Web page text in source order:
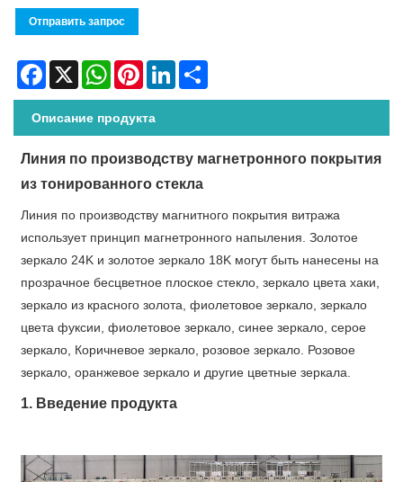
Отправить запрос
Facebook
X WhatsAppPinterestLinkedIn
Описание продукта
Линия по производству магнетронного покрытия
из тонированного стекла
Линия по производству магнитного покрытия витража
использует принцип магнетронного напыления. Золотое
зеркало 24K и золотое зеркало 18K могут быть нанесены на
прозрачное бесцветное плоское стекло, зеркало цвета хаки,
зеркало из красного золота, фиолетовое зеркало, зеркало
цвета фуксии, фиолетовое зеркало, синее зеркало, серое
зеркало, Коричневое зеркало, розовое зеркало. Розовое
зеркало, оранжевое зеркало и другие цветные зеркала.
1. Введение продукта